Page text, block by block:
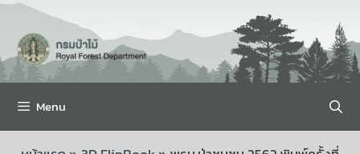
Menu